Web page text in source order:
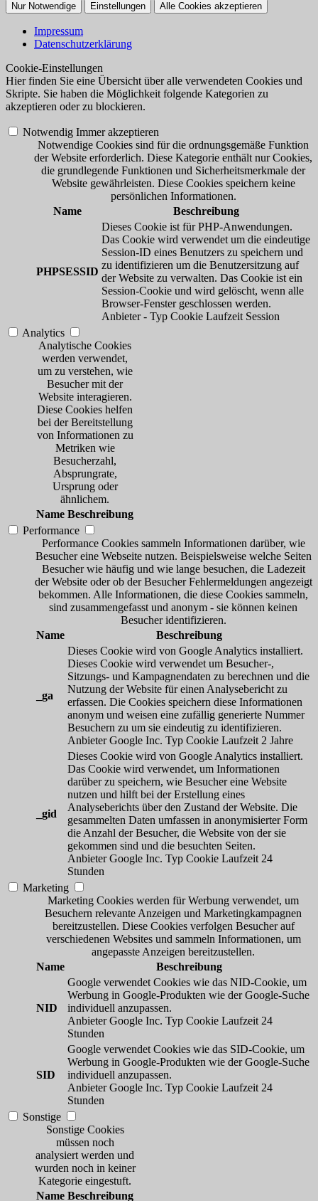
Nur Notwendige Einstellungen Alle Cookies akzeptieren
Impressum
Datenschutzerklärung
Cookie-Einstellungen
Hier finden Sie eine Übersicht über alle verwendeten Cookies und
Skripte. Sie haben die Möglichkeit folgende Kategorien zu
akzeptieren oder zu blockieren.
Notwendig Immer akzeptieren
Notwendige Cookies sind für die ordnungsgemäße Funktion
der Website erforderlich. Diese Kategorie enthält nur Cookies,
die grundlegende Funktionen und Sicherheitsmerkmale der
Website gewährleisten. Diese Cookies speichern keine
persönlichen Informationen.
Name
Beschreibung
PHPSESSID
Dieses Cookie ist für PHP-Anwendungen.
Das Cookie wird verwendet um die eindeutige
Session-ID eines Benutzers zu speichern und
zu identifizieren um die Benutzersitzung auf
der Website zu verwalten. Das Cookie ist ein
Session-Cookie und wird gelöscht, wenn alle
Browser-Fenster geschlossen werden.
Anbieter - Typ Cookie Laufzeit Session
Analytics
Analytische Cookies
werden verwendet,
um zu verstehen, wie
Besucher mit der
Website interagieren.
Diese Cookies helfen
bei der Bereitstellung
von Informationen zu
Metriken wie
Besucherzahl,
Absprungrate,
Ursprung oder
ähnlichem.
Name Beschreibung
Performance
Performance Cookies sammeln Informationen darüber, wie
Besucher eine Webseite nutzen. Beispielsweise welche Seiten
Besucher wie häufig und wie lange besuchen, die Ladezeit
der Website oder ob der Besucher Fehlermeldungen angezeigt
bekommen. Alle Informationen, die diese Cookies sammeln,
sind zusammengefasst und anonym - sie können keinen
Besucher identifizieren.
Name
Beschreibung
_ga
Dieses Cookie wird von Google Analytics installiert.
Dieses Cookie wird verwendet um Besucher-,
Sitzungs- und Kampagnendaten zu berechnen und die
Nutzung der Website für einen Analysebericht zu
erfassen. Die Cookies speichern diese Informationen
anonym und weisen eine zufällig generierte Nummer
Besuchern zu um sie eindeutig zu identifizieren.
Anbieter Google Inc. Typ Cookie Laufzeit 2 Jahre
_gid
Dieses Cookie wird von Google Analytics installiert.
Das Cookie wird verwendet, um Informationen
darüber zu speichern, wie Besucher eine Website
nutzen und hilft bei der Erstellung eines
Analyseberichts über den Zustand der Website. Die
gesammelten Daten umfassen in anonymisierter Form
die Anzahl der Besucher, die Website von der sie
gekommen sind und die besuchten Seiten.
Anbieter Google Inc. Typ Cookie Laufzeit 24
Stunden
Marketing
Marketing Cookies werden für Werbung verwendet, um
Besuchern relevante Anzeigen und Marketingkampagnen
bereitzustellen. Diese Cookies verfolgen Besucher auf
verschiedenen Websites und sammeln Informationen, um
angepasste Anzeigen bereitzustellen.
Name
Beschreibung
NID
Google verwendet Cookies wie das NID-Cookie, um
Werbung in Google-Produkten wie der Google-Suche
individuell anzupassen.
Anbieter Google Inc. Typ Cookie Laufzeit 24
Stunden
SID
Google verwendet Cookies wie das SID-Cookie, um
Werbung in Google-Produkten wie der Google-Suche
individuell anzupassen.
Anbieter Google Inc. Typ Cookie Laufzeit 24
Stunden
Sonstige
Sonstige Cookies
müssen noch
analysiert werden und
wurden noch in keiner
Kategorie eingestuft.
Name Beschreibung